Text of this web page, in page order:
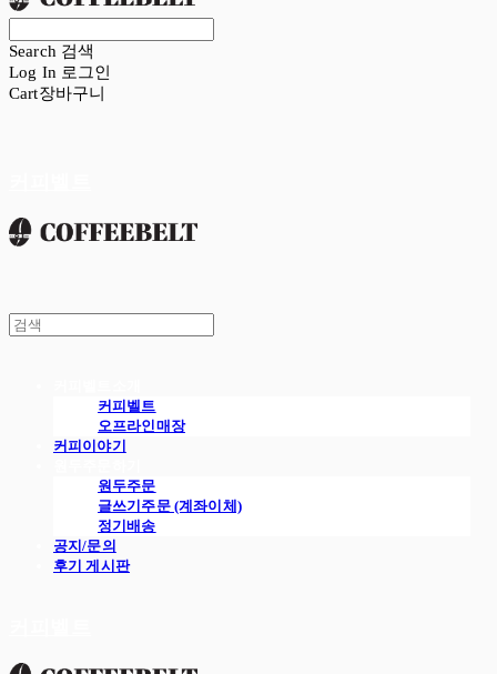
Search 검색
Log In 로그인
Cart장바구니
커피벨트
오프라인매장
커피이야기
원두주문
글쓰기주문 (계좌이체)
정기배송
공지/문의
후기 게시판